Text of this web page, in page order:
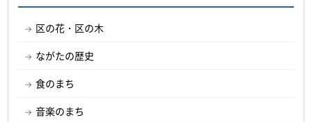
区の花・区の木
ながたの歴史
食のまち
音楽のまち